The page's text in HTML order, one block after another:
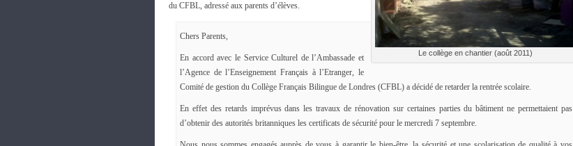
Le collège en chantier (août 2011)
du CFBL, adressé aux parents d’élèves.
Chers Parents,
En accord avec le Service Culturel de l’Ambassade et
l’Agence de l’Enseignement Français à l’Etranger, le
Comité de gestion du Collège Français Bilingue de Londres (CFBL) a décidé de retarder la rentrée scolaire.
En effet des retards imprévus dans les travaux de rénovation sur certaines parties du bâtiment ne permettaient pas
d’obtenir des autorités britanniques les certificats de sécurité pour le mercredi 7 septembre.